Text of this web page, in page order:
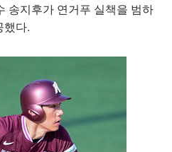
송지후가 연거푸 실책을 범하
했다.